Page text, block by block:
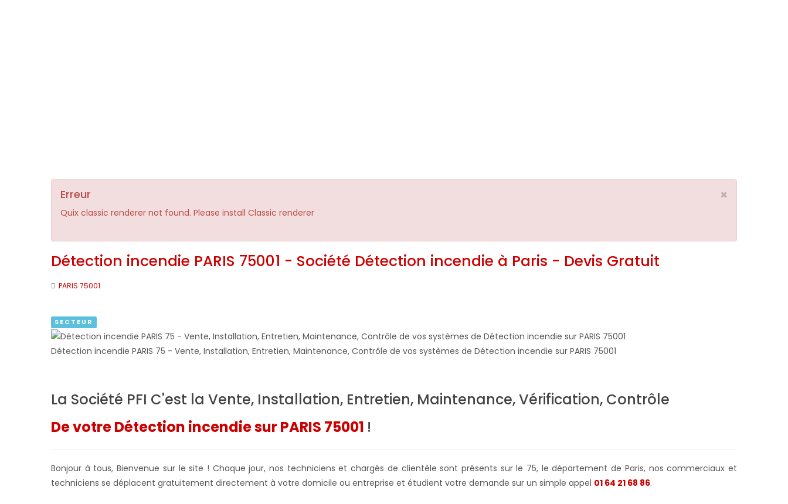
×
Erreur
Quix classic renderer not found. Please install Classic renderer
Détection incendie PARIS 75001 - Société Détection incendie à Paris - Devis Gratuit
PARIS 75001
SECTEUR
Détection incendie PARIS 75 - Vente, Installation, Entretien, Maintenance, Contrôle de vos systèmes de Détection incendie sur PARIS 75001
La Société PFI C'est la Vente, Installation, Entretien, Maintenance, Vérification, Contrôle
De votre Détection incendie sur PARIS 75001 !
Bonjour à tous, Bienvenue sur le site ! Chaque jour, nos techniciens et chargés de clientèle sont présents sur le 75, le département de Paris, nos commerciaux et
techniciens se déplacent gratuitement directement à votre domicile ou entreprise et étudient votre demande sur un simple appel 01 64 21 68 86.